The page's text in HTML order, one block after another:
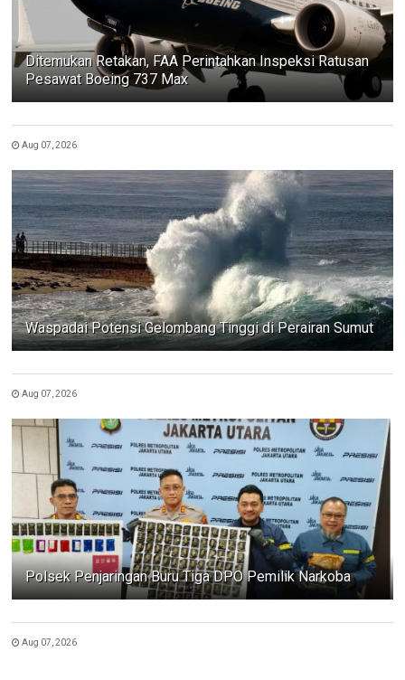
Ditemukan Retakan, FAA Perintahkan Inspeksi Ratusan
Pesawat Boeing 737 Max
Aug 07, 2026
Waspadai Potensi Gelombang Tinggi di Perairan Sumut
Aug 07, 2026
Polsek Penjaringan Buru Tiga DPO Pemilik Narkoba
Aug 07, 2026